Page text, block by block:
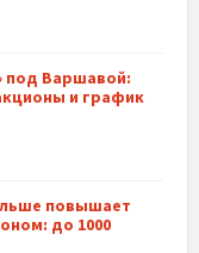
под Варшавой:
и график
повышает
до 1000